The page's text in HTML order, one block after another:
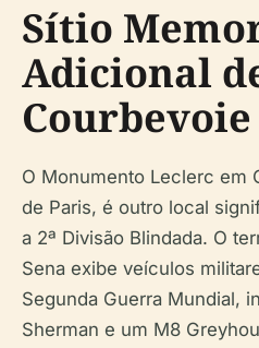
Sítio
Adicional
Courbevoie
O Monumento Leclerc em
de Paris, é outro local
a 2ª Divisão Blindada. O
Sena exibe veículos
Segunda Guerra Mundial,
Sherman e um M8